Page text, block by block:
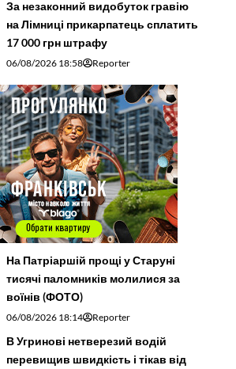
За незаконний видобуток гравію
на Лімниці прикарпатець сплатить
17 000 грн штрафу
06/08/2026 18:58 Reporter
На Патріаршій прощі у Старуні
тисячі паломників молилися за
воїнів (ФОТО)
06/08/2026 18:14 Reporter
В Угринові нетверезий водій
перевищив швидкість і тікав від